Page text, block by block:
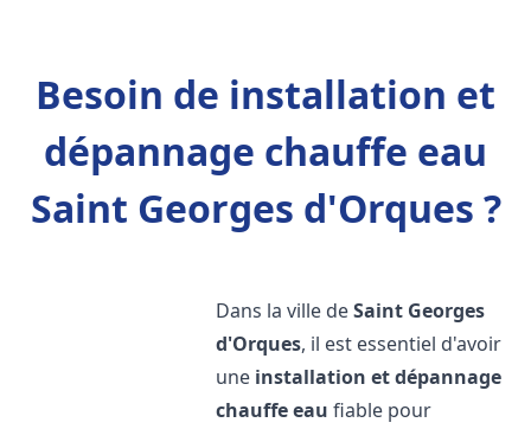
Besoin de installation et
dépannage chauffe eau
Saint Georges d'Orques ?
Dans la ville deSaint Georges
d'Orques, il est essentiel d'avoir
une installation et dépannage
chauffe eau fiable pour